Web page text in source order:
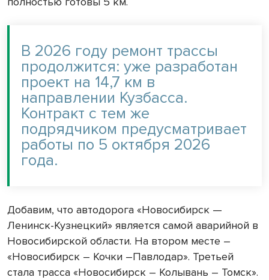
В 2026 году ремонт трассы
продолжится: уже разработан
проект на 14,7 км в
направлении Кузбасса.
Контракт с тем же
подрядчиком предусматривает
работы по 5 октября 2026
года.
Добавим, что автодорога «Новосибирск —
Ленинск-Кузнецкий» является самой аварийной в
Новосибирской области. На втором месте –
«Новосибирск – Кочки –Павлодар». Третьей
стала трасса «Новосибирск – Колывань – Томск».